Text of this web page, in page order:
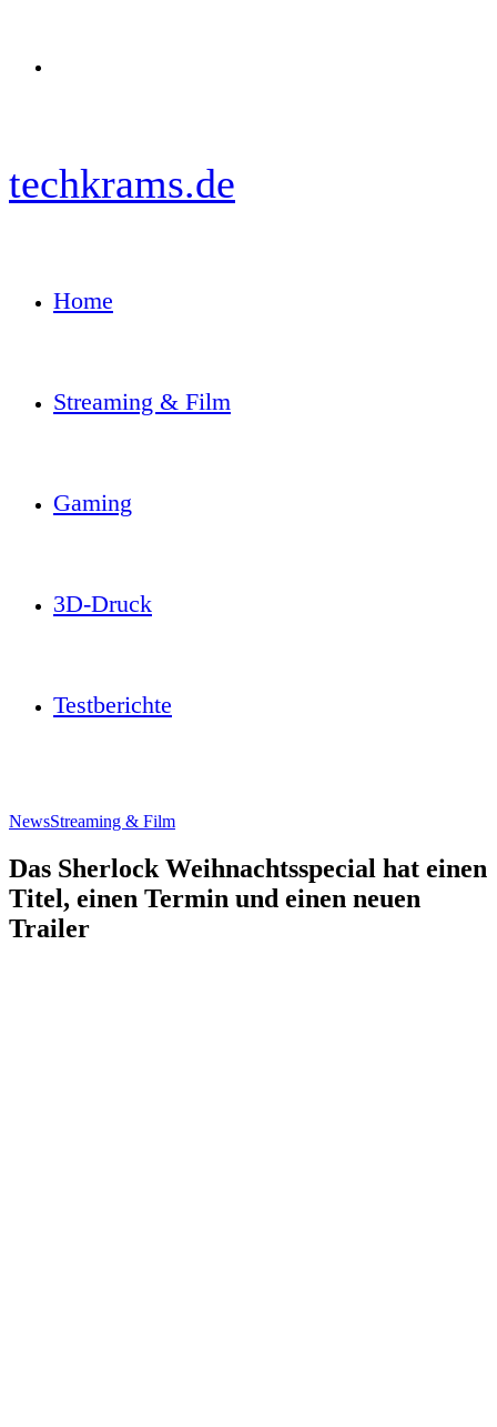
techkrams.de
Home
Streaming & Film
Gaming
3D-Druck
Testberichte
NewsStreaming & Film
Das Sherlock Weihnachtsspecial hat einen
Titel, einen Termin und einen neuen
Trailer